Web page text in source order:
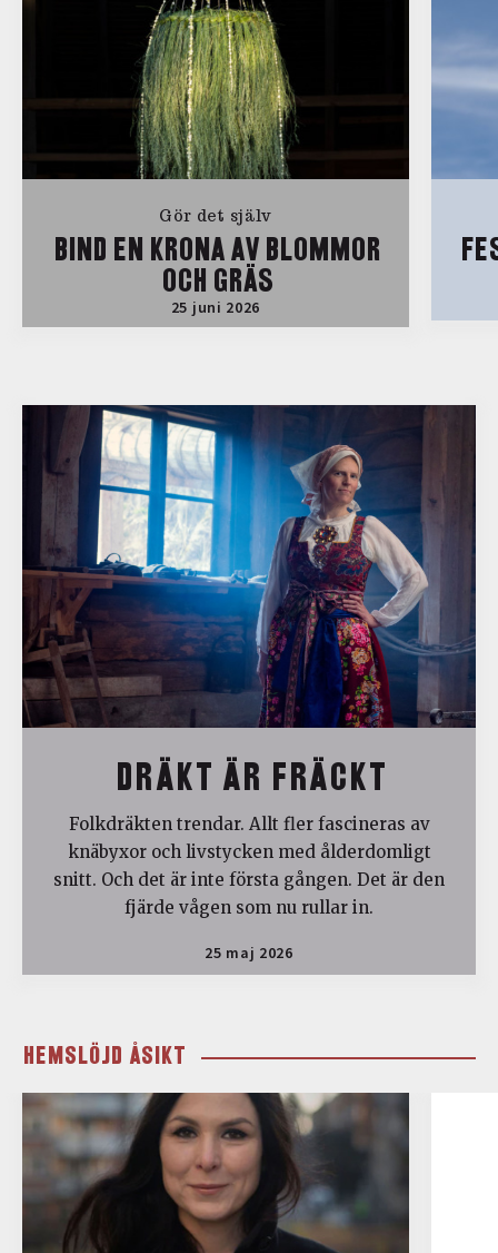
Gör det själv
BIND EN KRONA AV BLOMMOR
OCH GRÄS
25 juni 2026
DRÄKT ÄR FRÄCKT
Folkdräkten trendar. Allt fler fascineras av
knäbyxor och livstycken med ålderdomligt
snitt. Och det är inte första gången. Det är den
fjärde vågen som nu rullar in.
25 maj 2026
HEMSLÖJD ÅSIKT